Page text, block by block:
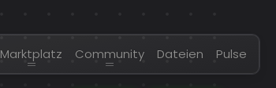
Marktplatz Community Dateien Pulse